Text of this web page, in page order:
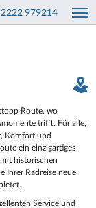
979214
Route, wo
trifft. Für alle,
Komfort und
ein einzigartiges
historischen
Ihrer Radreise neue
Service und